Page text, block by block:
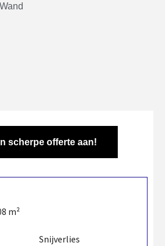
scherpe offerte aan!
m²
Snijverlies